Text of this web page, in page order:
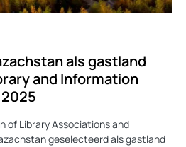
als gastland
and Information
of Library Associations and
geselecteerd als gastland